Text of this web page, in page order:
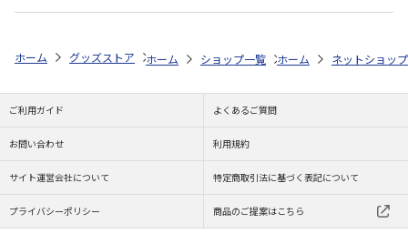
ホーム グッズストア スポーツ・スポーツ選手 NPB（日本野球機構）
ホーム ショップ一覧 レッツ 26SNOOPY
ホーム ネットショップ
ご利用ガイド よくあるご質問
お問い合わせ 利用規約
サイト運営会社について 特定商取引法に基づく表記について
プライバシーポリシー 商品のご提案はこちら